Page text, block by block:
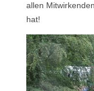
allen
hat!